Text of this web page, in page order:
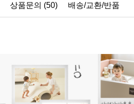
상품문의 (50) 배송/교환/반품